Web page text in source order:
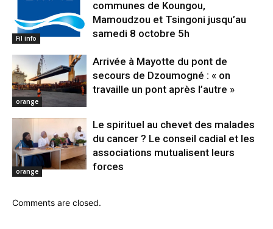
Fil info
communes de Koungou,
Mamoudzou et Tsingoni jusqu’au
samedi 8 octobre 5h
orange
Arrivée à Mayotte du pont de
secours de Dzoumogné : « on
travaille un pont après l’autre »
orange
Le spirituel au chevet des malades
du cancer ? Le conseil cadial et les
associations mutualisent leurs
forces
Comments are closed.